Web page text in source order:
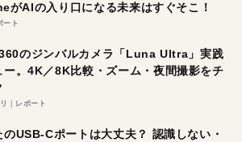
がAIの入り口になる未来はすぐそこ！
ート
のジンバルカメラ「Luna Ultra」実践
ー。4K／8K比較・ズーム・夜間撮影をチ
レポート
のUSB-Cポートは大丈夫？ 認識しない・